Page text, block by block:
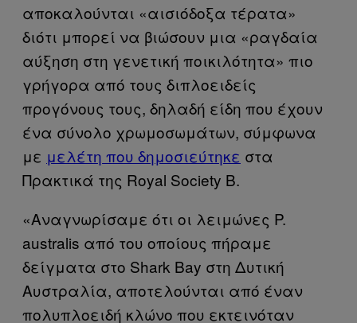
αποκαλούνται «αισιόδοξα τέρατα»
διότι μπορεί να βιώσουν μια «ραγδαία
αύξηση στη γενετική ποικιλότητα» πιο
γρήγορα από τους διπλοειδείς
προγόνους τους, δηλαδή είδη που έχουν
ένα σύνολο χρωμοσωμάτων, σύμφωνα
με μελέτη που δημοσιεύτηκε στα
Πρακτικά της Royal Society B.
«Αναγνωρίσαμε ότι οι λειμώνες P.
australis από του οποίους πήραμε
δείγματα στο Shark Bay στη Δυτική
Αυστραλία, αποτελούνται από έναν
πολυπλοειδή κλώνο που εκτεινόταν